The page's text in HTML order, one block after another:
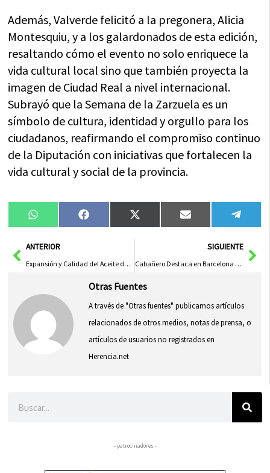
Además, Valverde felicitó a la pregonera, Alicia
Montesquiu, y a los galardonados de esta edición,
resaltando cómo el evento no solo enriquece la
vida cultural local sino que también proyecta la
imagen de Ciudad Real a nivel internacional.
Subrayó que la Semana de la Zarzuela es un
símbolo de cultura, identidad y orgullo para los
ciudadanos, reafirmando el compromiso continuo
de la Diputación con iniciativas que fortalecen la
vida cultural y social de la provincia.
Compartir
en
WhatsAppCompartir
en
FacebookCompartir
en
X
(Twitter)
Compartir
en
Email
en
AntANTERIOR
Expansión y Calidad del Aceite de Ontur: Pilar Económico y Cultural Destacado por Albacete y JCCM
SIGUIENTE
Cabañero Destaca en Barcelona el Legado de los Artistas Albaceteños Benjamín Palencia y José Luis Serzo
Otras Fuentes
A través de "Otras fuentes" publicamos artículos
relacionados de otros medios, notas de prensa, o
artículos de usuarios no registrados en
Herencia.net
– patrocinadores –